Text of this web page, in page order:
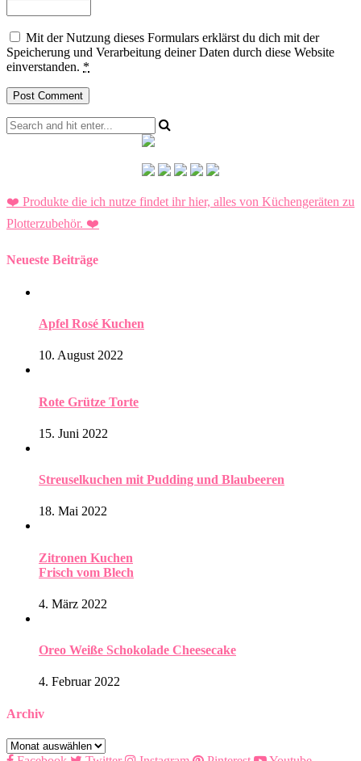
Mit der Nutzung dieses Formulars erklärst du dich mit der
Speicherung und Verarbeitung deiner Daten durch diese Website
einverstanden. *
❤️ Produkte die ich nutze findet ihr hier, alles von Küchengeräten zu
Plotterzubehör. ❤️
Neueste Beiträge
Apfel Rosé Kuchen
10. August 2022
Rote Grütze Torte
15. Juni 2022
Streuselkuchen mit Pudding und Blaubeeren
18. Mai 2022
Zitronen Kuchen
Frisch vom Blech
4. März 2022
Oreo Weiße Schokolade Cheesecake
4. Februar 2022
Archiv
Archiv